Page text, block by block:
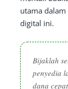
utama
digital ini.
Bijaklah
penyedia
dana